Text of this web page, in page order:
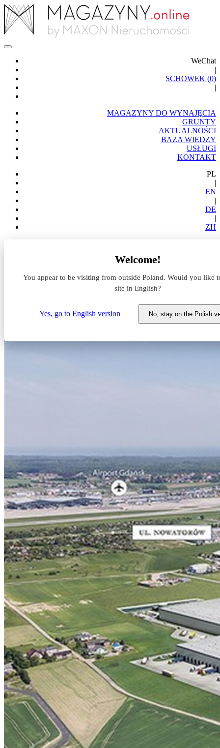
WeChat
|
SCHOWEK (0)
|
MAGAZYNY DO WYNAJĘCIA
GRUNTY
AKTUALNOŚCI
BAZA WIEDZY
USŁUGI
KONTAKT
PL
|
EN
|
DE
|
ZH
Welcome!
You appear to be visiting from outside Poland. Would you like
site in English?
Yes, go to English version No, stay on the Polish
Panattoni z DPD Polska w Gdańsku i Poznaniu
Panattoni z DPD Polska w
Gdańsku i Poznaniu